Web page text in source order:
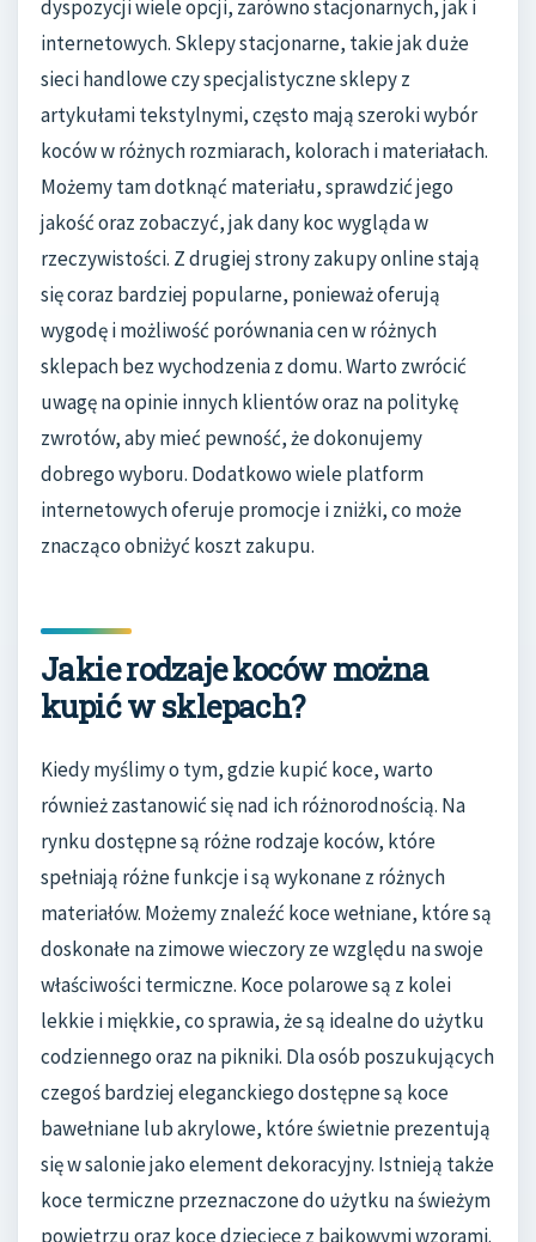
dyspozycji wiele opcji, zarówno stacjonarnych, jak i
internetowych. Sklepy stacjonarne, takie jak duże
sieci handlowe czy specjalistyczne sklepy z
artykułami tekstylnymi, często mają szeroki wybór
koców w różnych rozmiarach, kolorach i materiałach.
Możemy tam dotknąć materiału, sprawdzić jego
jakość oraz zobaczyć, jak dany koc wygląda w
rzeczywistości. Z drugiej strony zakupy online stają
się coraz bardziej popularne, ponieważ oferują
wygodę i możliwość porównania cen w różnych
sklepach bez wychodzenia z domu. Warto zwrócić
uwagę na opinie innych klientów oraz na politykę
zwrotów, aby mieć pewność, że dokonujemy
dobrego wyboru. Dodatkowo wiele platform
internetowych oferuje promocje i zniżki, co może
znacząco obniżyć koszt zakupu.
Jakie rodzaje koców można
kupić w sklepach?
Kiedy myślimy o tym, gdzie kupić koce, warto
również zastanowić się nad ich różnorodnością. Na
rynku dostępne są różne rodzaje koców, które
spełniają różne funkcje i są wykonane z różnych
materiałów. Możemy znaleźć koce wełniane, które są
doskonałe na zimowe wieczory ze względu na swoje
właściwości termiczne. Koce polarowe są z kolei
lekkie i miękkie, co sprawia, że są idealne do użytku
codziennego oraz na pikniki. Dla osób poszukujących
czegoś bardziej eleganckiego dostępne są koce
bawełniane lub akrylowe, które świetnie prezentują
się w salonie jako element dekoracyjny. Istnieją także
koce termiczne przeznaczone do użytku na świeżym
powietrzu oraz koce dziecięce z bajkowymi wzorami.